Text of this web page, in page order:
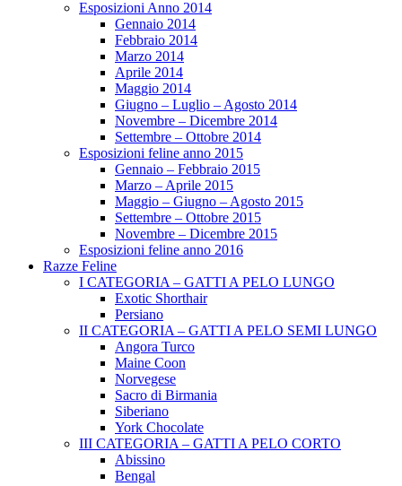
Esposizioni Anno 2014
Gennaio 2014
Febbraio 2014
Marzo 2014
Aprile 2014
Maggio 2014
Giugno – Luglio – Agosto 2014
Novembre – Dicembre 2014
Settembre – Ottobre 2014
Esposizioni feline anno 2015
Gennaio – Febbraio 2015
Marzo – Aprile 2015
Maggio – Giugno – Agosto 2015
Settembre – Ottobre 2015
Novembre – Dicembre 2015
Esposizioni feline anno 2016
Razze Feline
I CATEGORIA – GATTI A PELO LUNGO
Exotic Shorthair
Persiano
II CATEGORIA – GATTI A PELO SEMI LUNGO
Angora Turco
Maine Coon
Norvegese
Sacro di Birmania
Siberiano
York Chocolate
III CATEGORIA – GATTI A PELO CORTO
Abissino
Bengal